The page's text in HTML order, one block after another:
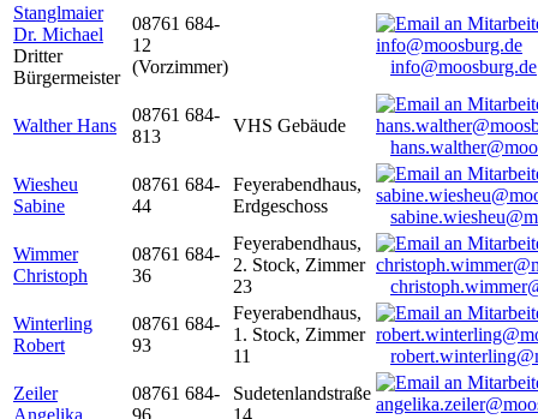
Stanglmaier
Dr. Michael
Dritter
Bürgermeister
08761 684-
12
(Vorzimmer)
info@moosburg.de
Walther Hans
08761 684-
813
VHS Gebäude
Wiesheu
Sabine
08761 684-
44
Feyerabendhaus,
Erdgeschoss
Wimmer
Christoph
08761 684-
36
Feyerabendhaus,
2. Stock, Zimmer
23
Winterling
Robert
08761 684-
93
Feyerabendhaus,
1. Stock, Zimmer
11
Zeiler
Angelika
08761 684-
96
Sudetenlandstraße
14